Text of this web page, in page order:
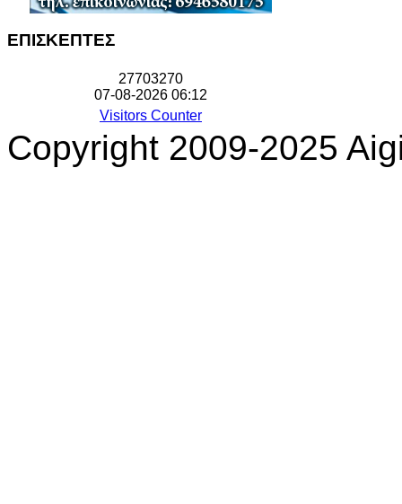
ΕΠΙΣΚΕΠΤΕΣ
27703270
07-08-2026 06:12
Visitors Counter
Copyright 2009-2025